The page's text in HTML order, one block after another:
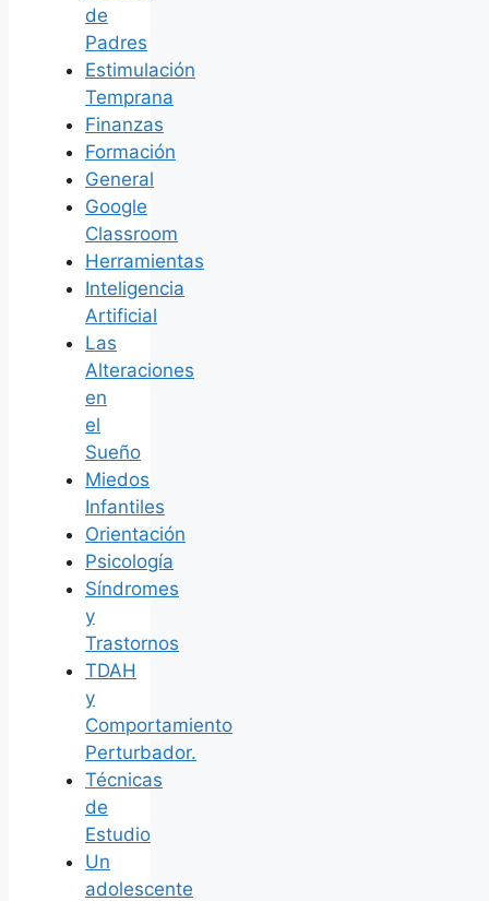
de
Padres
Estimulación
Temprana
Finanzas
Formación
General
Google
Classroom
Herramientas
Inteligencia
Artificial
Las
Alteraciones
en
el
Sueño
Miedos
Infantiles
Orientación
Psicología
Síndromes
y
Trastornos
TDAH
y
Comportamiento
Perturbador.
Técnicas
de
Estudio
Un
adolescente